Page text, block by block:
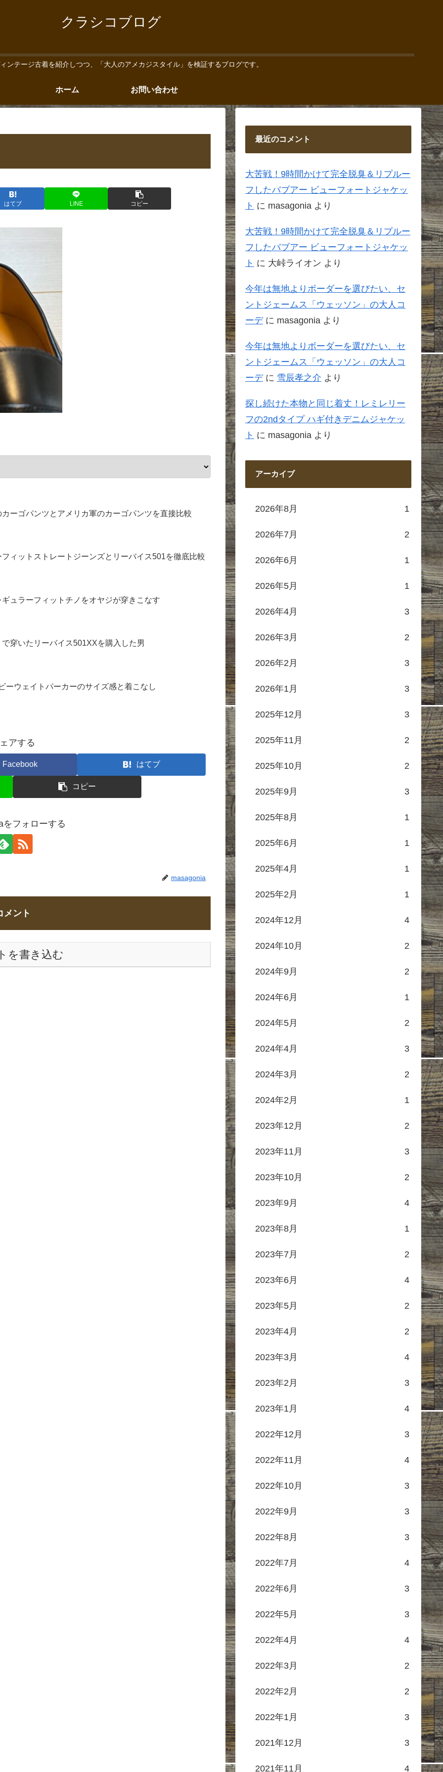
クラシコブログ
ンテージ古着を紹介しつつ、「大人のアメカジスタイル」を検証するブログです。
ホーム お問い合わせ
はてブ LINE コピー
ーゴパンツとアメリカ軍のカーゴパンツを直接比較
ィットストレートジーンズとリーバイス501を徹底比較
ュラーフィットチノをオヤジが穿きこなす
穿いたリーバイス501XXを購入した男
ーウェイトパーカーのサイズ感と着こなし
アする
Facebook はてブ
コピー
をフォローする
masagonia
メント
を書き込む
最近のコメント
大苦戦！9時間かけて完全脱臭＆リプルー
フしたバブアー ビューフォートジャケッ
ト に masagonia より
大苦戦！9時間かけて完全脱臭＆リプルー
フしたバブアー ビューフォートジャケッ
ト に 大峠ライオン より
今年は無地よりボーダーを選びたい、セ
ントジェームス「ウェッソン」の大人コ
ーデに masagonia より
今年は無地よりボーダーを選びたい、セ
ントジェームス「ウェッソン」の大人コ
ーデに 雪辰孝之介 より
探し続けた本物と同じ着丈！レミレリー
フの2ndタイプ ハギ付きデニムジャケッ
ト に masagonia より
アーカイブ
2026年8月 1
2026年7月 2
2026年6月 1
2026年5月 1
2026年4月 3
2026年3月 2
2026年2月 3
2026年1月 3
2025年12月 3
2025年11月 2
2025年10月 2
2025年9月 3
2025年8月 1
2025年6月 1
2025年4月 1
2025年2月 1
2024年12月 4
2024年10月 2
2024年9月 2
2024年6月 1
2024年5月 2
2024年4月 3
2024年3月 2
2024年2月 1
2023年12月 2
2023年11月 3
2023年10月 2
2023年9月 4
2023年8月 1
2023年7月 2
2023年6月 4
2023年5月 2
2023年4月 2
2023年3月 4
2023年2月 3
2023年1月 4
2022年12月 3
2022年11月 4
2022年10月 3
2022年9月 3
2022年8月 3
2022年7月 4
2022年6月 3
2022年5月 3
2022年4月 4
2022年3月 2
2022年2月 2
2022年1月 3
2021年12月 3
2021年11月 4